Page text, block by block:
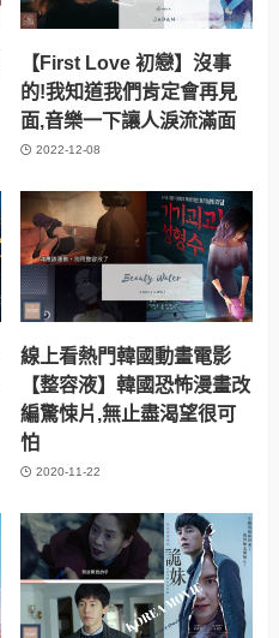
【First Love 初戀】沒事
的!我知道我們肯定會再見
面,音樂一下讓人淚流滿面
2022-12-08
線上看熱門韓國動畫電影
【整容液】韓國恐怖漫畫改
編驚悚片,無止盡渴望很可
怕
2020-11-22